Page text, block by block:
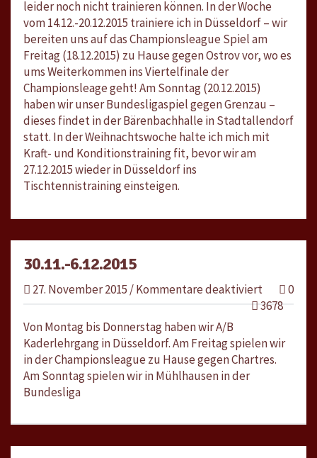
leider noch nicht trainieren können. In der Woche
vom 14.12.-20.12.2015 trainiere ich in Düsseldorf – wir
bereiten uns auf das Championsleague Spiel am
Freitag (18.12.2015) zu Hause gegen Ostrov vor, wo es
ums Weiterkommen ins Viertelfinale der
Championsleage geht! Am Sonntag (20.12.2015)
haben wir unser Bundesligaspiel gegen Grenzau –
dieses findet in der Bärenbachhalle in Stadtallendorf
statt. In der Weihnachtswoche halte ich mich mit
Kraft- und Konditionstraining fit, bevor wir am
27.12.2015 wieder in Düsseldorf ins
Tischtennistraining einsteigen.
30.11.-6.12.2015
27. November 2015 /Kommentare deaktiviert
30.11.-
0
3678
Von Montag bis Donnerstag haben wir A/B
Kaderlehrgang in Düsseldorf. Am Freitag spielen wir
in der Championsleague zu Hause gegen Chartres.
Am Sonntag spielen wir in Mühlhausen in der
Bundesliga